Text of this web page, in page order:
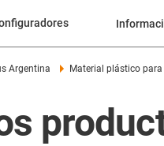
Argentina Material plástico